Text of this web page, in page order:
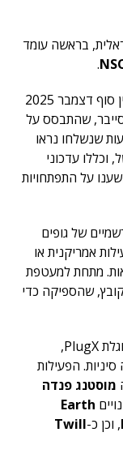
.
לפי חוקרי חברת הגנת הסייבר הישראלית, בין סוף דצמבר 2025
שהתבסס על
שנשלחו נראו
וכללו עדכוני
על התפתחויות
של גופים
אמריקנית או
מתחת למעטפת
שהספיקה כדי
מאחורי הקמפיין עמדה גרסה מתקדמת של רוגלת PlugX,
הפעילות
מוסטנג פנדה
Earth
, וכן כ-Twill